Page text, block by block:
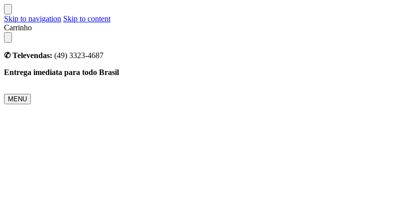
Skip to navigation Skip to content
Carrinho
✆ Televendas: (49) 3323-4687
Entrega imediata para todo Brasil
MENU